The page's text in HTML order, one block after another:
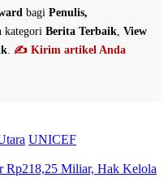
bagi Penulis,
kategori Berita Terbaik View
✍️ Kirim artikel Anda
UNICEF
Rp218,25 Miliar, Hak Kelola